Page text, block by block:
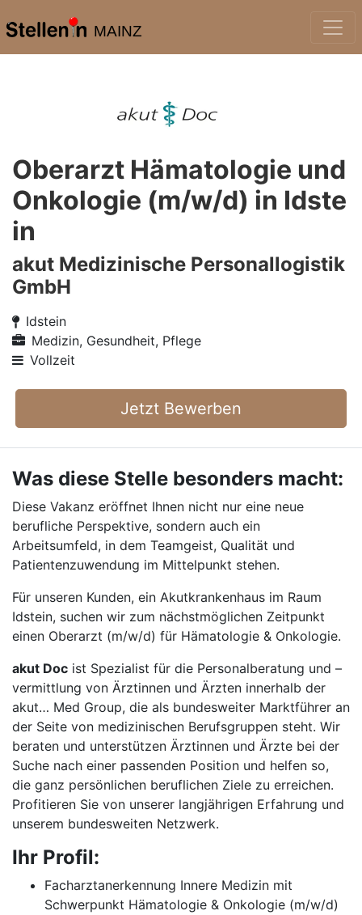
MAINZ
Oberarzt Hämatologie und
Onkologie (m/w/d) in Idste
in
akut Medizinische Personallogistik
GmbH
Idstein
Medizin, Gesundheit, Pflege
Vollzeit
Jetzt Bewerben
Was diese Stelle besonders macht:
Diese Vakanz eröffnet Ihnen nicht nur eine neue
berufliche Perspektive, sondern auch ein
Arbeitsumfeld, in dem Teamgeist, Qualität und
Patientenzuwendung im Mittelpunkt stehen.
Für unseren Kunden, ein Akutkrankenhaus im Raum
Idstein, suchen wir zum nächstmöglichen Zeitpunkt
einen Oberarzt (m/w/d) für Hämatologie & Onkologie.
akut Doc ist Spezialist für die Personalberatung und –
vermittlung von Ärztinnen und Ärzten innerhalb der
akut… Med Group, die als bundesweiter Marktführer an
der Seite von medizinischen Berufsgruppen steht. Wir
beraten und unterstützen Ärztinnen und Ärzte bei der
Suche nach einer passenden Position und helfen so,
die ganz persönlichen beruflichen Ziele zu erreichen.
Profitieren Sie von unserer langjährigen Erfahrung und
unserem bundesweiten Netzwerk.
Ihr Profil:
Facharztanerkennung Innere Medizin mit
Schwerpunkt Hämatologie & Onkologie (m/w/d)